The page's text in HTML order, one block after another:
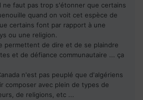
ne faut pas trop s'étonner que certains
quand on voit cet espèce de
certains font par rapport à une
ou une religion.
permettent de dire et de se plaindre
et de défiance communautaire ... ça
n'est pas peuplé que d'algériens
composer avec plein de types de
de religions, etc ...